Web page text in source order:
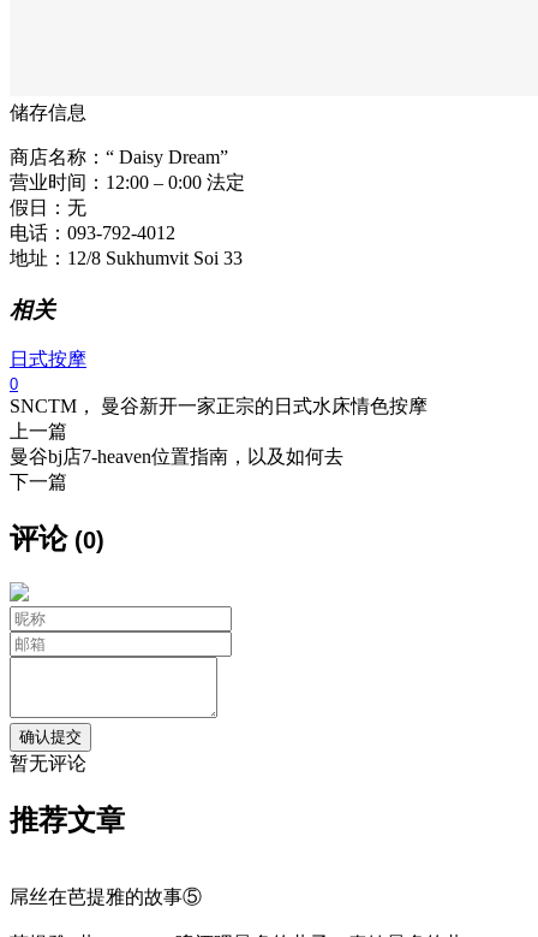
​储存信息
商店名称：“ Daisy Dream”
营业时间：12:00 – 0:00 法定
假日：无
电话：093-792-4012
地址：12/8 Sukhumvit Soi 33
相关
日式按摩
0
SNCTM， 曼谷新开一家正宗的日式水床情色按摩
上一篇
曼谷bj店7-heaven位置指南，以及如何去
下一篇
评论(0)
暂无评论
推荐文章
屌丝在芭提雅的故事⑤